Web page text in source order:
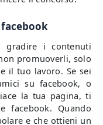
gradire i contenuti
promuoverli, solo
il tuo lavoro. Se sei
su facebook, o
la tua pagina, ti
facebook. Quando
e che ottieni un